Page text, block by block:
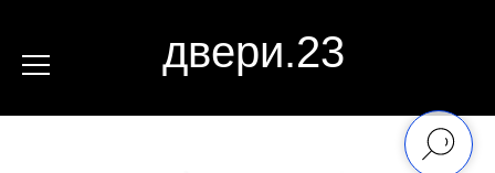
двери.23